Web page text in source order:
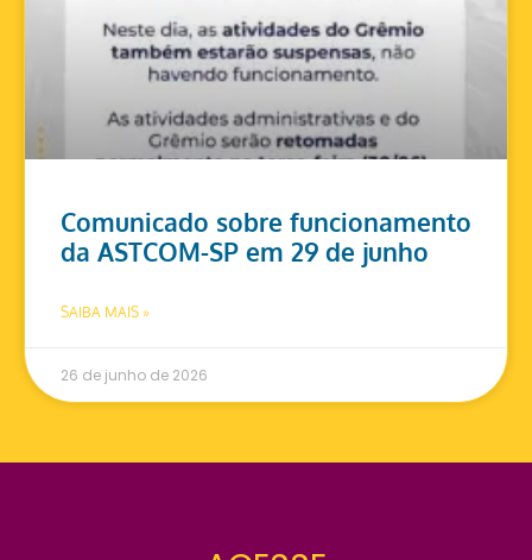
Comunicado sobre funcionamento
da ASTCOM-SP em 29 de junho
SAIBA MAIS »
26 de junho de 2026